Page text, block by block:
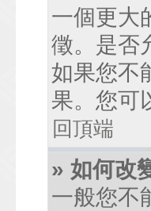
一個更大
徵。是否
如果您不
果。您可
回頂端
» 如何改
一般您不